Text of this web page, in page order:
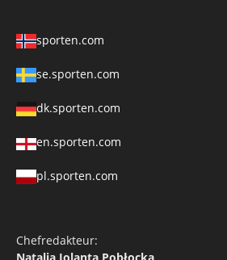
sporten.com
se.sporten.com
dk.sporten.com
en.sporten.com
pl.sporten.com
Chefredakteur: